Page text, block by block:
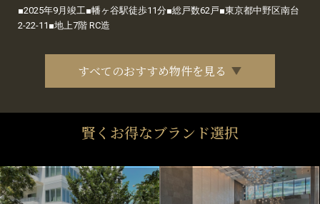
■2025年9月竣工■幡ヶ谷駅徒歩11分■総戸数62戸■東京都中野区南台
2-22-11■地上7階 RC造
すべてのおすすめ物件を見る
賢くお得なブランド選択